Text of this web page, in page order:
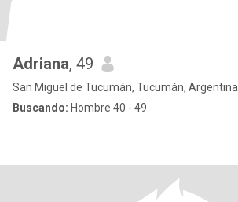
Adriana, 49
San Miguel de Tucumán, Tucumán, Argentina
Buscando: Hombre 40 - 49